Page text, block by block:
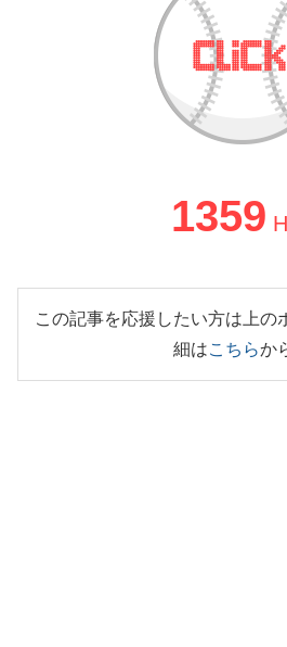
1359
この記事を応援したい方は上の
細はこちらか